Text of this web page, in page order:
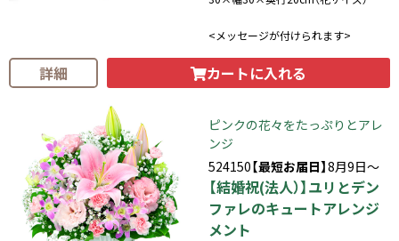
<メッセージが付けられます>
詳細 カートに入れる
ピンクの花々をたっぷりとアレ
ンジ
524150【最短お届日】8月9日～
【結婚祝(法人）】ユリとデン
ファレのキュートアレンジ
メント